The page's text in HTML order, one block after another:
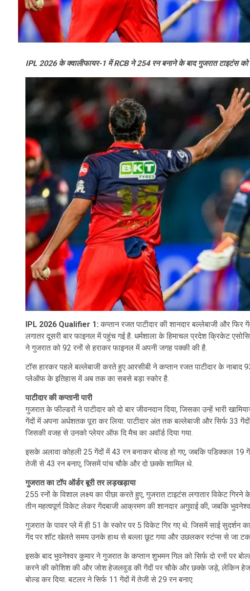
IPL 2026 के क्वालीफायर-1 में RCB ने 254 रन बनाने के बाद गुजरात टाइटंस को
IPL 2026 Qualifier 1: कप्तान रजत पाटीदार की शानदार बल्लेबाजी और
लगातर दूसरी बार फाइनल में पहुंच गई है. धर्मशाला के हिमाचल प्रदेश क्रिकेट
ने गुजरात को 92 रनों से हराकर फाइनल में अपनी जगह पक्की की है.
टॉस हारकर पहले बल्लेबाजी करते हुए आरसीबी ने कप्तान रजत पाटीदार के नाबाद
प्लेऑफ के इतिहास में अब तक का सबसे बड़ा स्कोर है.
पाटीदार की कप्तानी पारी
गुजरात के फील्डरों ने पाटीदार को दो बार जीवनदान दिया, जिसका उन्हें भारी
गेंदों में अपना अर्धशतक पूरा कर लिया. पाटीदार अंत तक बल्लेबाजी और सिर्फ 33
जिसकी वजह से उनको प्लेयर ऑफ दि मैच का अवॉर्ड दिया गया.
इसके अलावा कोहली 25 गेंदों में 43 रन बनाकर बोल्ड हो गए, जबकि पडिक्कल 19
तेजी से 43 रन बनाए, जिसमें पांच चौके और दो छक्के शामिल थे.
गुजरात का टॉप ऑर्डर बूरी तर लड़खड़ाया
255 रनों के विशाल लक्ष्य का पीछा करते हुए, गुजरात टाइटंस लगातार विकेट
तीन महत्वपूर्ण विकेट लेकर गेंदबाजी आक्रमण की शानदार अगुवाई की, जबकि
गुजरात के पावर प्ले में ही 51 के स्कोर पर 5 विकेट गिर गए थे. जिसमें साई सुदर्शन
गेंद पर शॉट खेलते समय उनके हाथ से बल्ला छूट गया और उछलकर स्टंप्स से जा
इसके बाद भुवनेश्वर कुमार ने गुजरात के कप्तान शुभमन गिल को सिर्फ दो रनों पर
करने की कोशिश की और जोश हेजलवुड की गेंदों पर चौके और छक्के जड़े, लेकिन
बोल्ड कर दिया. बटलर ने सिर्फ 11 गेंदों में तेजी से 29 रन बनाए.